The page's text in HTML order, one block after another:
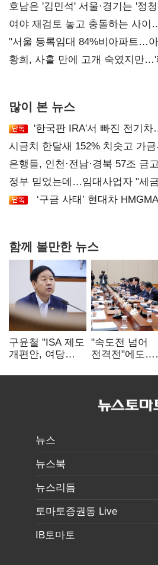
52시간까지 '뇌관'
호남은 '김민석' 서울·경기는 '정
'안갯속'
여야 재검토 놓고 충돌하는 사이
오차 당연"
"서울 등록임대 84%비아파트…
달리해야"
황희, 사흘 만에 고개 숙였지만
많이 본 뉴스
'한국판 IRA'서 빠진 전기
시금치 한달새 152% 치솟고 가
은행들, 인천·전남·경북 57조 금
정부 믿었는데…임대사업자 "세
‘구금 사태’ 현대차
함께 볼만한 뉴스
구윤철 "ISA 제도
개편안, 여당
제도 보완 적극
"속도전 넘어
전격전"에도…
주 52시간까지
뉴스
뉴스북
뉴스리듬
토마토증권통 Live
IB토마토